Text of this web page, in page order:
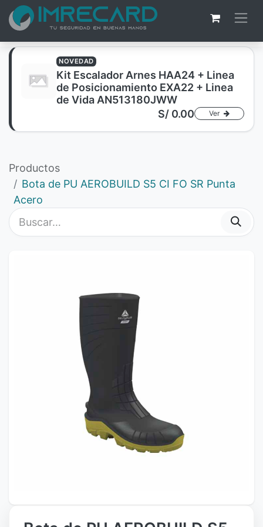
NOVEDAD
Kit Escalador Arnes HAA24 + Linea
de Posicionamiento EXA22 + Linea
de Vida AN513180JWW
S/ 0.00 Ver
Productos
Bota de PU AEROBUILD S5 CI FO SR Punta
Acero